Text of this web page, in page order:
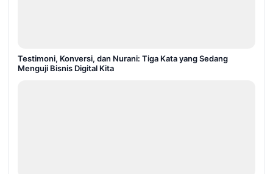
Testimoni, Konversi, dan Nurani: Tiga Kata yang Sedang
Menguji Bisnis Digital Kita